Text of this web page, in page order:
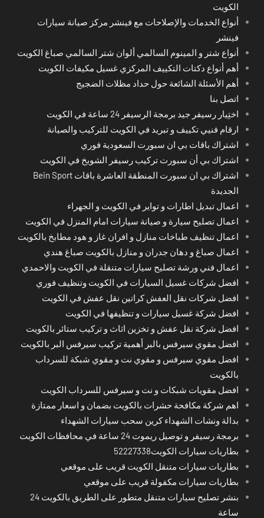
الكويت
أنواع الخدمات والإصلاحات مع فينشر مركز صيانة سيارات
فينشر
أنواع شتر و المينوم السالمي ألوان شتر السالمي صباغ الكويت
أهم أنواع دكتات التكييف المركزي غسيل مكيفات الكويت
أهم الأسئلة الشائعة حول حداد مظلات الضجيج
اتصل بنا
اختِيار رسيفر جيد برمجة الرسيفر 24 ساعة في الكويت
ارقام فنيي تكييف و تبريد في الكويت للتركيب والصيانة
اشتراك باقات بي ان سبورت السعودية فوري
اشتراك بي أن سبورت تركيب رسيفر الشويخ في الكويت
اشتراك بي ان سبورت المنطقة العاشرة باقات Bein Sport
الجديدة
اعمال تبديل اطارات و تواير في الكويت و الجهراء
اعمال تصليح سيارة و صيانة سيارات امام المنزل في الكويت
اعمال تنظيف طباخات منازل و افران غاز و هود مطابخ بالكويت
اعمال صباغ و دهان جدران و منازل بالكويت صباغ هندي
اعمال فني ورشة تصليح سيارات متنقلة في الكويت والاحمدي
افضل شركات غسيل السيارات في الكويت وتنظيف فوري
افضل شركات نقل العفش كراتين نقل عفش في الكويت
افضل شركة غسيل سيارات و تنظيفها في الكويت
افضل شركة نقل عفش و تخزين اثاث و تركيب ستائر بالكويت
افضل مقوي سيرفس بالبر أهمية تركيب سيرفس البر بالكويت
افضل مقوي سيرفس و مقوي نت و مقوي شبكة للسرداب
بالكويت
افضل مقويات شبكات و نت و سيرفس للسرداب الكويت
اهم شركة مكافحة حشرات بالكويت بضمان و اسعار ممتازة
بدالة ونشات الشهداء كرين سحب سيارات الشهداء
برمجة رسيفر و توصيل ريموت 24 ساعة في محافظات الكويت
بطاريات سيارات الكويت52227338
بطاريات سيارات متنقل الكويت قريب على موقعي
بطاريات سيارات مكفولة قريب على موقعي
بنشر تصليح سيارات متنقل متطور على الطريق بالكويت 24
ساعة